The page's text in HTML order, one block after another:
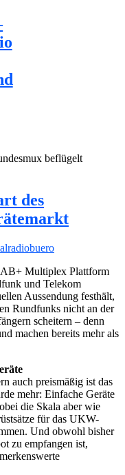
beflügelt
des
Multiplex Plattform
und Telekom
Aussendung festhält,
Rundfunks nicht an der
scheitern – denn
machen bereits mehr als
auch preismäßig ist das
mehr: Einfache Geräte
die Skala aber wie
für das UKW-
Und obwohl bisher
zu empfangen ist,